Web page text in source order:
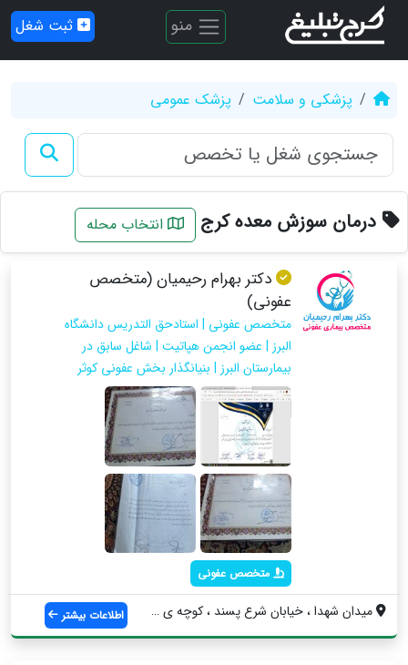
منو ثبت شغل
پزشکی و سلامت پزشک عمومی
درمان سوزش معده کرج انتخاب محله
دکتر بهرام رحیمیان (متخصص
عفونی)
متخصص عفونی | استادحق التدريس دانشگاه
البرز | عضو انجمن هپاتيت | شاغل سابق در
بيمارستان البرز | بنيانگذار بخش عفوني كوثر
متخصص عفونی
میدان شهدا ، خیابان شرع پسند ، کوچه ی طا... اطلاعات بیشتر